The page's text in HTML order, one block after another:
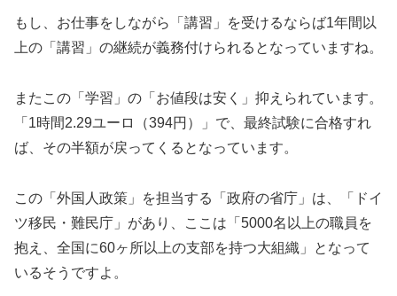
もし、お仕事をしながら「講習」を受けるならば1年間以
上の「講習」の継続が義務付けられるとなっていますね。
またこの「学習」の「お値段は安く」抑えられています。
「1時間2.29ユーロ（394円）」で、最終試験に合格すれ
ば、その半額が戻ってくるとなっています。
この「外国人政策」を担当する「政府の省庁」は、「ドイ
ツ移民・難民庁」があり、ここは「5000名以上の職員を
抱え、全国に60ヶ所以上の支部を持つ大組織」となって
いるそうですよ。